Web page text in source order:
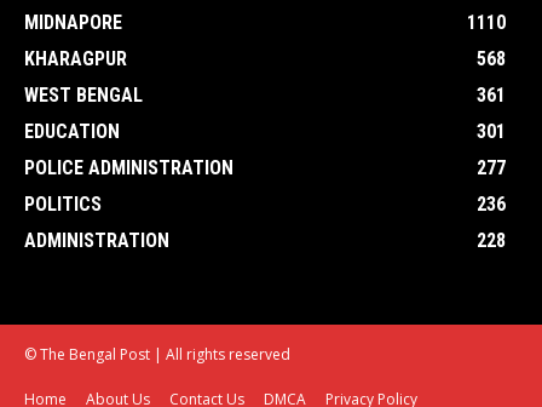
MIDNAPORE
1110
KHARAGPUR
568
WEST BENGAL
361
EDUCATION
301
POLICE ADMINISTRATION
277
POLITICS
236
ADMINISTRATION
228
© The Bengal Post | All rights reserved
Home About Us Contact Us DMCA Privacy Policy